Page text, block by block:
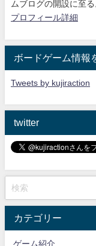
ムブログの開設に至る
プロフィール詳細
ボードゲーム情報
Tweets by kujiraction
twitter
カテゴリー
ゲーム紹介